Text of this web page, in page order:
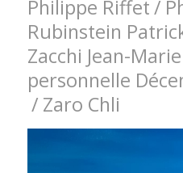
Philippe Riffet/
Rubinstein
Zacchi Jean-
personnelle
/ Zaro Chli